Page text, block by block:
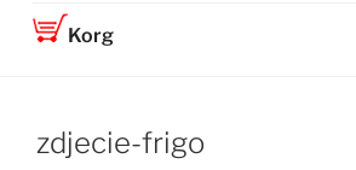
Korg
zdjecie-frigo